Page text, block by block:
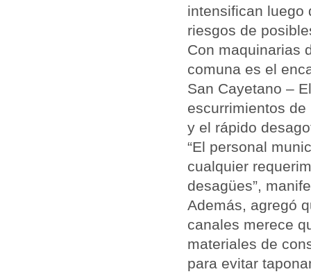
intensifican luego
riesgos de
Con maquinarias
comuna es el
San Cayetano –
escurrimientos
y el rápido
“El personal
cualquier
desagües”,
Además, agregó
canales merece
materiales de
para evitar